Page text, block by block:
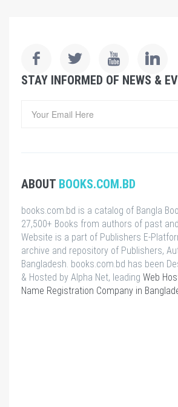
STAY INFORMED OF NEWS &
ABOUT BOOKS.COM.BD
books.com.bd is a catalog of Bangla
27,500+ Books from authors of past
Website is a part of Publishers E-
archive and repository of Publishers,
Bangladesh. books.com.bd has been
& Hosted by Alpha Net, leading Web
Name Registration Company in